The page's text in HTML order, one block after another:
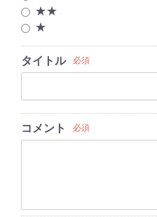
★★
★
タイトル 必須
コメント 必須